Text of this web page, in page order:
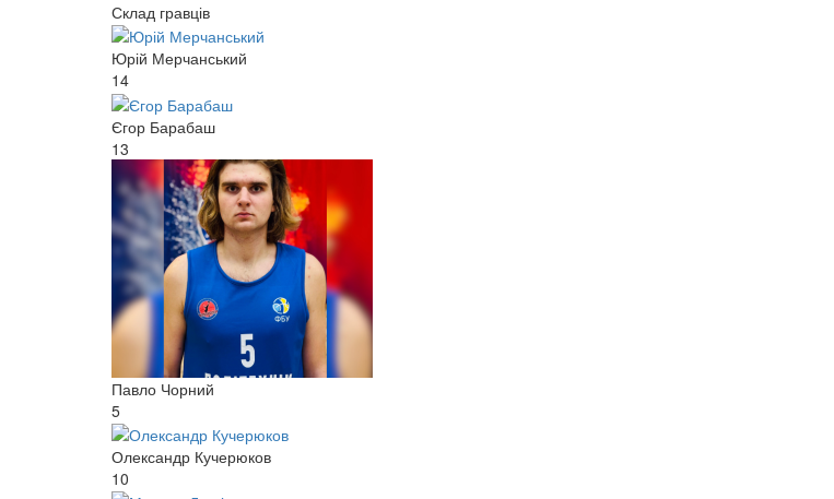
Склад гравців
Юрій Мерчанський
14
Єгор Барабаш
13
Павло Чорний
5
Олександр Кучерюков
10